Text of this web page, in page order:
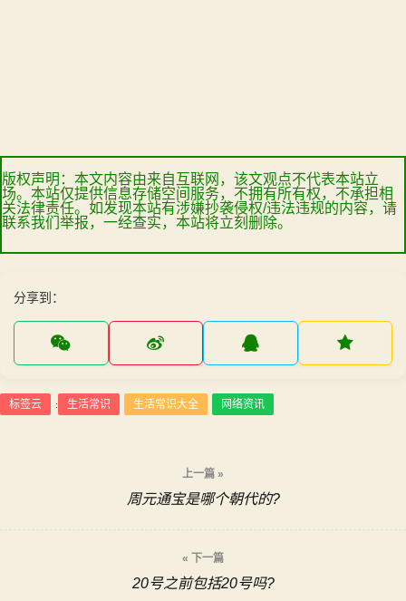
版权声明：本文内容由来自互联网，该文观点不代表本站立
场。本站仅提供信息存储空间服务，不拥有所有权，不承担相
关法律责任。如发现本站有涉嫌抄袭侵权/违法违规的内容，请
联系我们举报，一经查实，本站将立刻删除。
分享到：
标签云 : 生活常识 生活常识大全 网络资讯
上一篇 »
周元通宝是哪个朝代的?
« 下一篇
20号之前包括20号吗?